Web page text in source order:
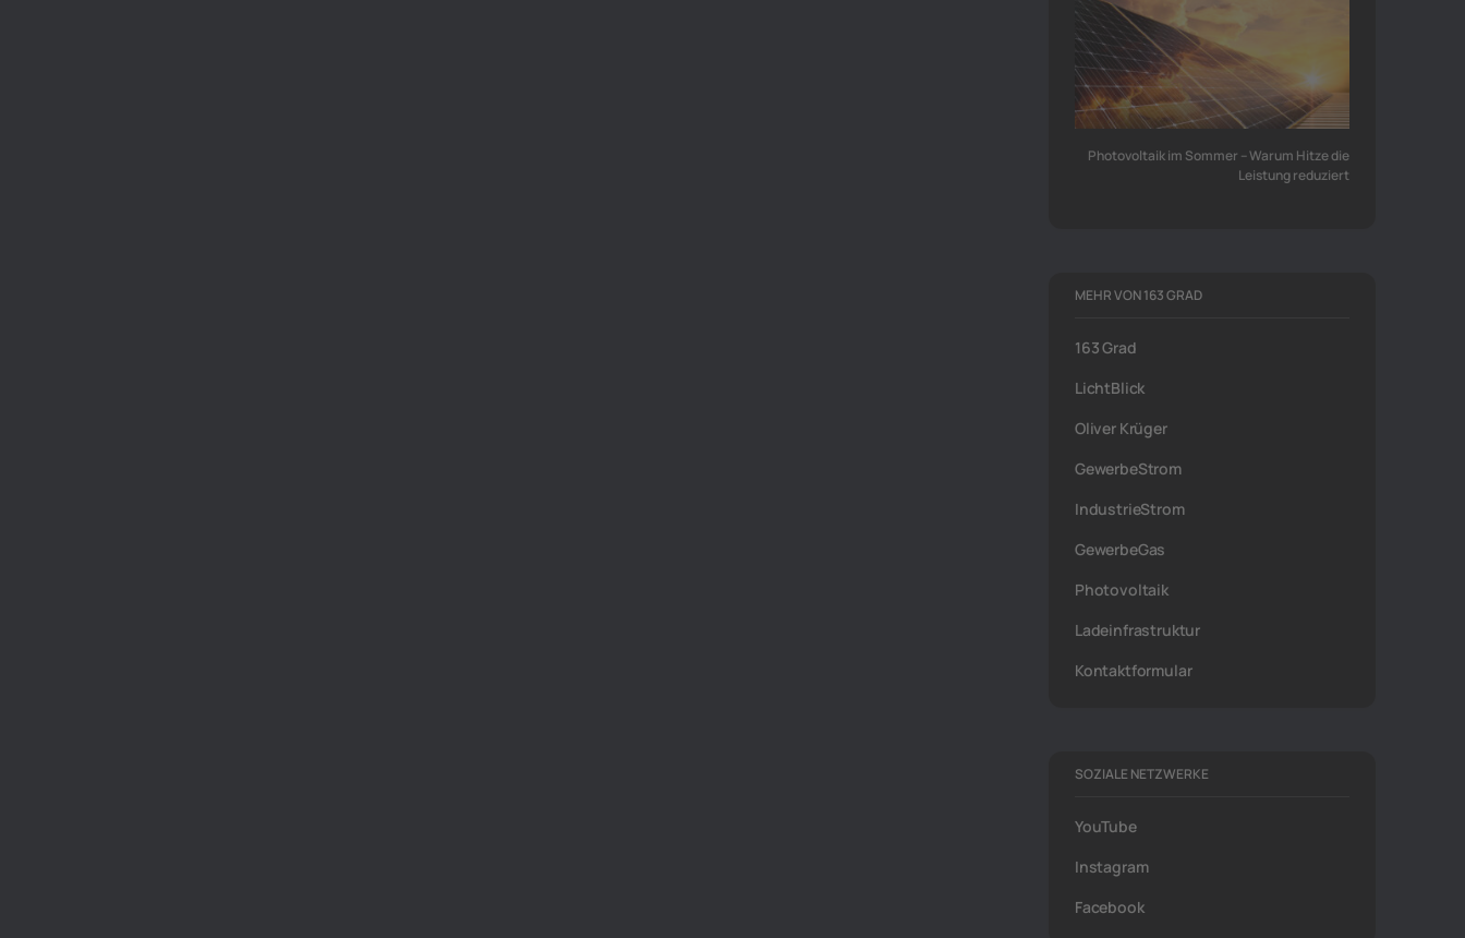
Photovoltaik im Sommer – Warum Hitze die
Leistung reduziert
MEHR VON 163 GRAD
163 Grad
LichtBlick
Oliver Krüger
GewerbeStrom
IndustrieStrom
GewerbeGas
Photovoltaik
Ladeinfrastruktur
Kontaktformular
SOZIALE NETZWERKE
YouTube
Instagram
Facebook